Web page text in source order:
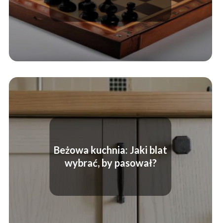
Beżowa kuchnia: Jaki blat
wybrać, by pasował?